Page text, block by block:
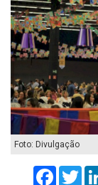
Foto: Divulgação
Facebook